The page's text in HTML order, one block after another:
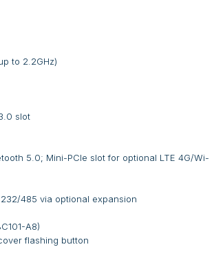
to 2.2GHz)
slot
5.0; Mini-PCIe slot for optional LTE 4G/Wi-
485 via optional expansion
A8)
flashing button